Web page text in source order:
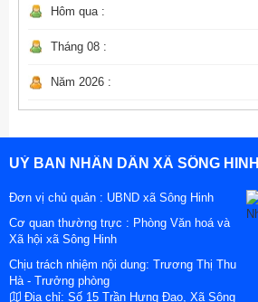
Hôm qua :
Tháng 08 :
Năm 2026 :
UỶ BAN NHÂN DÂN XÃ SÔNG HINH
Đơn vị chủ quản : UBND xã Sông Hinh
Cơ quan thường trực : Phòng Văn hoá và
Xã hội xã Sông Hinh
Chịu trách nhiệm nội dung: Trương Thị Thu
Hà - Trưởng phòng
Địa chỉ: Số 15 Trần Hưng Đạo, Xã Sông